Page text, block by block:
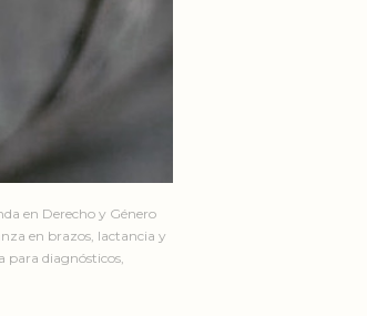
en Derecho y Género
en brazos, lactancia y
para diagnósticos,